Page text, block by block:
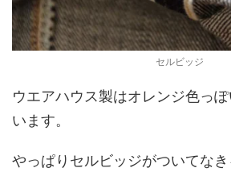
セルビッジ
ウエアハウス製はオレンジ色っ
います。
やっぱりセルビッジがついてなき